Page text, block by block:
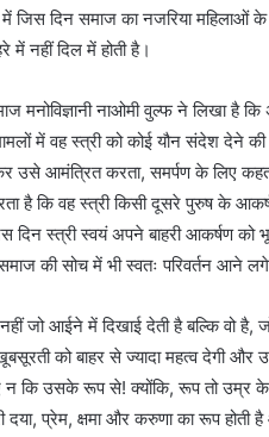
दिन समाज का नजरिया महिलाओं
में नहीं दिल में होती है।
मनोविज्ञानी नाओमी वुल्फ ने लिखा है
में वह स्त्री को कोई यौन संदेश देने
आमंत्रित करता, समर्पण के लिए
है कि वह स्त्री किसी दूसरे पुरुष के
दिन स्त्री स्वयं अपने बाहरी आकर्षण को
की सोच में भी स्वतः परिवर्तन आने
नहीं जो आईने में दिखाई देती है बल्कि वो
को बाहर से ज्यादा महत्व देगी और
न कि उसके रूप से! क्योंकि, रूप तो उम्र
दया, प्रेम, क्षमा और करुणा का रूप